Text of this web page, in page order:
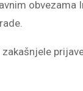
obvezama
zakašnjele